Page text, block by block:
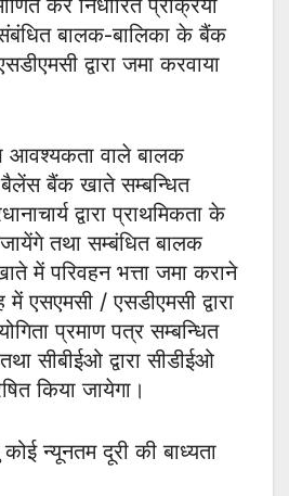
कर निर्धारित प्रक्रिया
बालक-बालिका के बैंक
द्वारा जमा करवाया
आवश्यकता वाले बालक
बैंक खाते सम्बन्धित
द्वारा प्राथमिकता के
तथा सम्बंधित बालक
में परिवहन भत्ता जमा कराने
एसएमसी / एसडीएमसी द्वारा
प्रमाण पत्र सम्बन्धित
सीबीईओ द्वारा सीडीईओ
किया जायेगा।
न्यूनतम दूरी की बाध्यता